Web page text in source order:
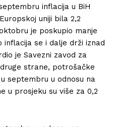
inflacija u BiH
uniji bila 2,2
je poskupio manje
inflacija se i dalje drži iznad
je Savezni zavod za
strane, potrošačke
septembru u odnosu na
u prosjeku su više za 0,2